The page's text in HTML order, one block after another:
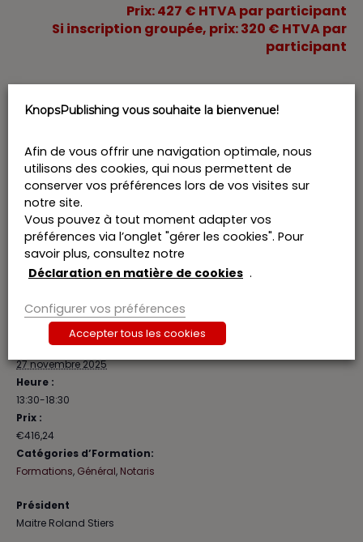
Prix: 427 € HTVA par participant
Si inscription groupée, prix: 320 € HTVA par
participant
Ajouter au calendrier
Billets
Billets ne sont plus disponibles
DÉTAILS
27 novembre 2025
Heure :
13:30-18:30
Prix :
€416,24
Catégories d’Formation:
Formations, Général, Notaris
ORATEUR
Jean-Louis Van Boxstael
Président
Maitre Roland Stiers
KnopsPublishing vous souhaite la bienvenue!
Afin de vous offrir une navigation optimale, nous
utilisons des cookies, qui nous permettent de
conserver vos préférences lors de vos visites sur
notre site.
Vous pouvez à tout moment adapter vos
préférences via l’onglet "gérer les cookies". Pour
savoir plus, consultez notre
Déclaration en matière de cookies .
Configurer vos préférences
Accepter tous les cookies